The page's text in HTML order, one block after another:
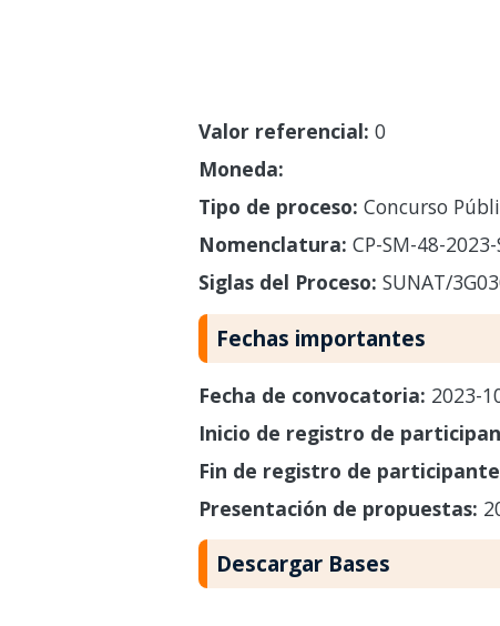
Valor referencial: 0
Moneda:
Tipo de proceso: Concurso
Nomenclatura: CP-SM-48-
Siglas del Proceso: SUNAT/
Fechas importantes
Fecha de convocatoria: 2023-
Inicio de registro de
Fin de registro de
Presentación de propuestas:
Descargar Bases